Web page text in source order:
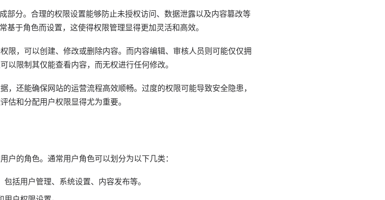
部分。合理的权限设置能够防止未授权访问、数据泄露以及内容篡改等
于角色而设置，这使得权限管理显得更加灵活和高效。
限，可以创建、修改或删除内容。而内容编辑、审核人员则可能仅仅拥
以限制其仅能查看内容，而无权进行任何修改。
，还能确保网站的运营流程高效顺畅。过度的权限可能导致安全隐患，
估和分配用户权限显得尤为重要。
户的角色。通常用户角色可以划分为以下几类：
括用户管理、系统设置、内容发布等。